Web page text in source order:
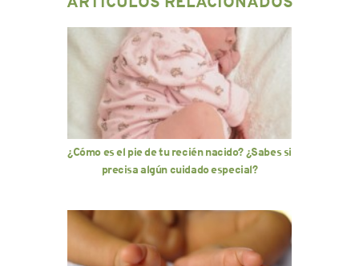
¿Cómo es el pie de tu recién nacido? ¿Sabes si
precisa algún cuidado especial?